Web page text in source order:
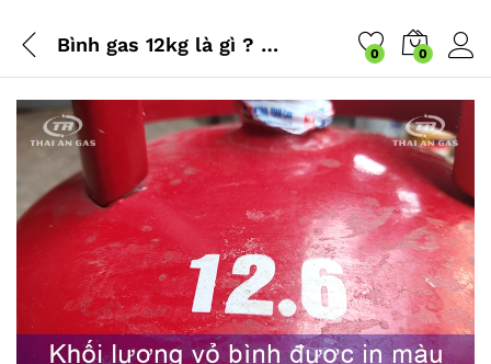
Bình gas 12kg là gì ? Tổng cân nặng bao nhiêu ? Tổng khối lượng vỏ bình và gas như thế nào ? 0 0